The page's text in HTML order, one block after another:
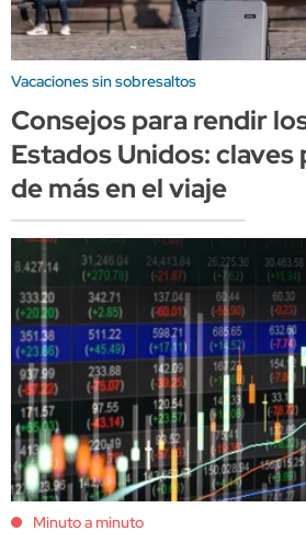
Vacaciones sin sobresaltos
Consejos para rendir
Estados Unidos: claves
de más en el viaje
Minuto a minuto